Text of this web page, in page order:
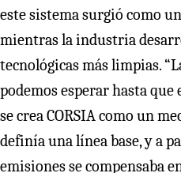
este sistema surgió como
mientras la industria
tecnológicas más limpias.
podemos esperar hasta que
se crea CORSIA como un
definía una línea base, y a
emisiones se compensaba